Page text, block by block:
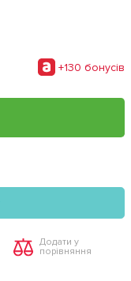
+130 бонусiв
Додати у
порівняння